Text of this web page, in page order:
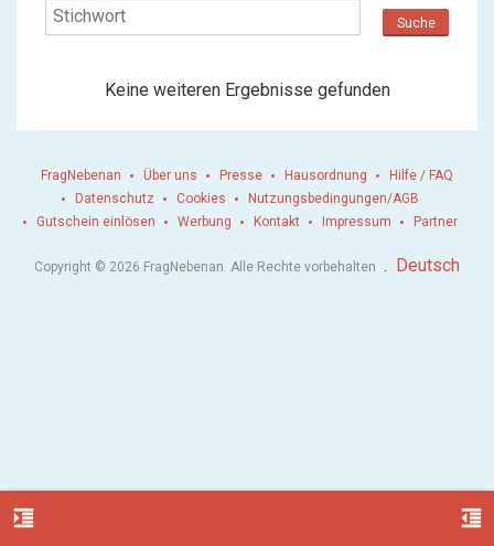
Suche
Keine weiteren Ergebnisse gefunden
format_indent_increase format_indent_decrease
FragNebenan Über uns Presse Hausordnung
Hilfe / FAQ
Datenschutz
Cookies
Nutzungsbedingungen/AGB
Gutschein einlösen
Werbung Kontakt Impressum Partner
Copyright © 2026 FragNebenan. Alle Rechte vorbehalten . Deutsch